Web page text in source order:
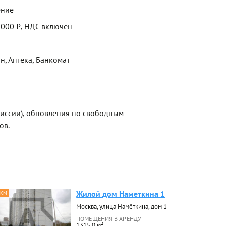
₽, НДС включен
Аптека, Банкомат
обновления по свободным
Жилой дом Наметкина 1
Москва, улица Намёткина, дом 1
ПОМЕЩЕНИЯ В АРЕНДУ